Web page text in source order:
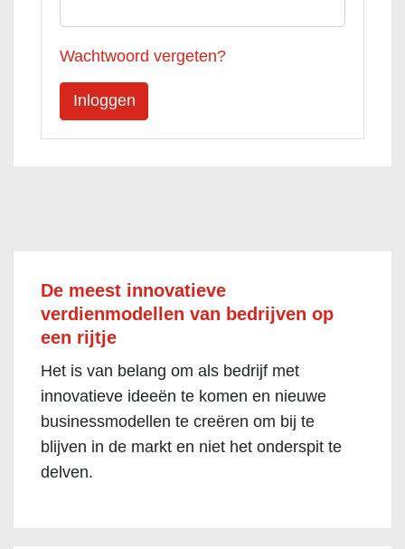
Wachtwoord vergeten?
De meest innovatieve
verdienmodellen van bedrijven op
een rijtje
Het is van belang om als bedrijf met
innovatieve ideeën te komen en nieuwe
businessmodellen te creëren om bij te
blijven in de markt en niet het onderspit te
delven.